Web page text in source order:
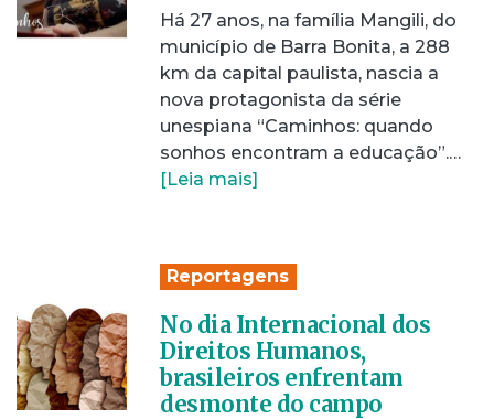
Há 27 anos, na família Mangili, do
município de Barra Bonita, a 288
km da capital paulista, nascia a
nova protagonista da série
unespiana “Caminhos: quando
sonhos encontram a educação”.…
[Leia mais]
Reportagens
No dia Internacional dos
Direitos Humanos,
brasileiros enfrentam
desmonte do campo